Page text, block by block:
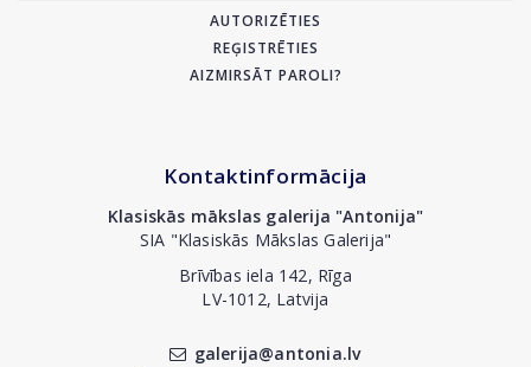
AUTORIZĒTIES
REĢISTRĒTIES
AIZMIRSĀT PAROLI?
Kontaktinformācija
Klasiskās mākslas galerija "Antonija"
SIA "Klasiskās Mākslas Galerija"
Brīvības iela 142, Rīga
LV-1012, Latvija
galerija@antonia.lv